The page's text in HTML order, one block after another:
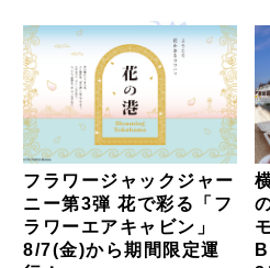
フラワージャックジャー
ニー第3弾 花で彩る「フ
ラワーエアキャビン」
8/7(金)から期間限定運